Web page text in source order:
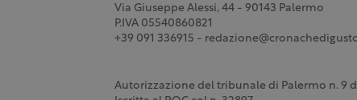
Via Giuseppe Alessi, 44 - 90143 Palermo
P.IVA 05540860821
+39 091 336915 -
Autorizzazione del tribunale di Palermo n. 9